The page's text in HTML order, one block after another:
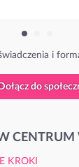
Dołącz do
CENTRUM
KROKI